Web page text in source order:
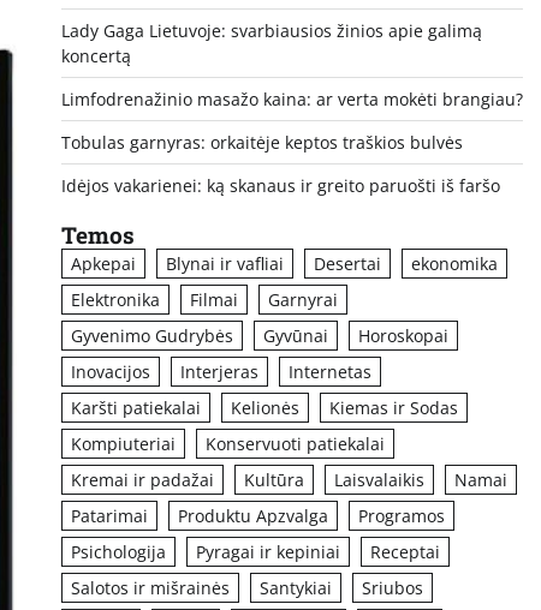
Lady Gaga Lietuvoje: svarbiausios žinios apie galimą
koncertą
Limfodrenažinio masažo kaina: ar verta mokėti brangiau?
Tobulas garnyras: orkaitėje keptos traškios bulvės
Idėjos vakarienei: ką skanaus ir greito paruošti iš faršo
Temos
Apkepai Blynai ir vafliai Desertai
ekonomika
Elektronika
Filmai
Garnyrai
Gyvenimo Gudrybės
Gyvūnai
Horoskopai
Inovacijos
Interjeras
Internetas
Karšti patiekalai
Kelionės
Kiemas ir Sodas
Kompiuteriai
Konservuoti patiekalai
Kremai ir padažai
Kultūra Laisvalaikis
Namai
Patarimai
Produktu Apzvalga
Programos
Psichologija
Pyragai ir kepiniai
Receptai
Salotos ir mišrainės
Santykiai
Sriubos